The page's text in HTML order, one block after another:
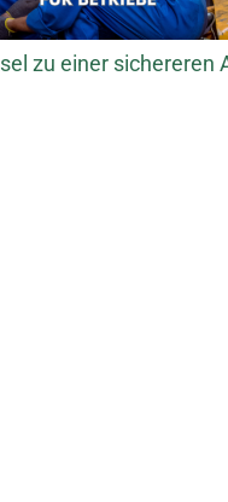
zu einer sichereren